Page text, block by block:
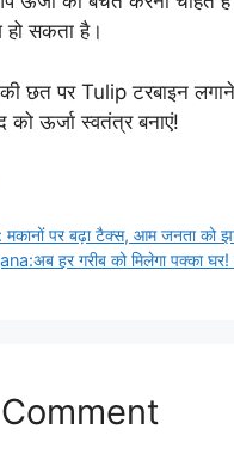
सकता है।
छत पर Tulip टरबाइन
ऊर्जा स्वतंत्र बनाएं!
पर बढ़ा टैक्स, आम जनता को
हर गरीब को मिलेगा पक्का